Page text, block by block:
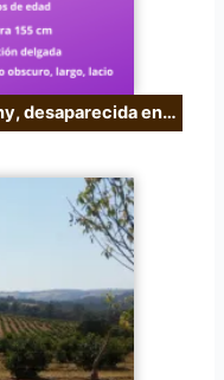
desaparecida en…